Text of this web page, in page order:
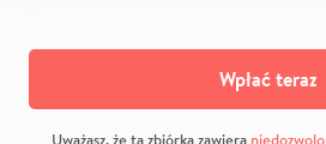
Wpłać teraz
Uważasz, że ta zbiórka zawiera